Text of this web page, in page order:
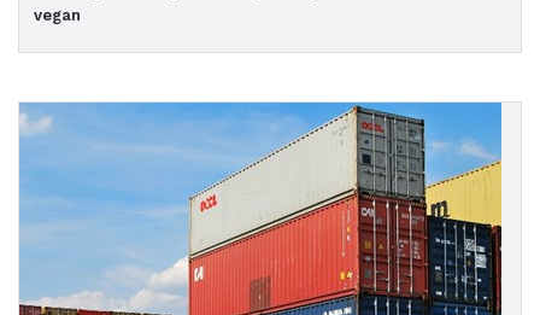
vegan